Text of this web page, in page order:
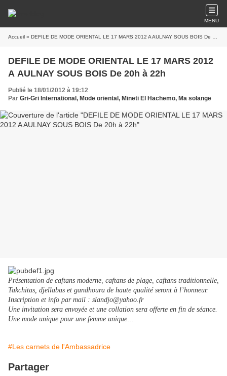
MENU
Accueil » DEFILE DE MODE ORIENTAL LE 17 MARS 2012 A AULNAY SOUS BOIS De 20h à 22h
DEFILE DE MODE ORIENTAL LE 17 MARS 2012
A AULNAY SOUS BOIS De 20h à 22h
Publié le 18/01/2012 à 19:12
Par Gri-Gri International, Mode oriental, Mineti El Hachemo, Ma solange
Présentation de caftans moderne, caftans de plage, caftans traditionnelle,
Takchitas, djellabas et gandhoura de haute qualité seront à l’honneur.
Inscription et info par mail : slandjo@yahoo.fr
Une invitation sera envoyée et une collation sera offerte en fin de séance.
Une mode unique pour une femme unique
#Les carnets de l'Ambassadrice
Partager